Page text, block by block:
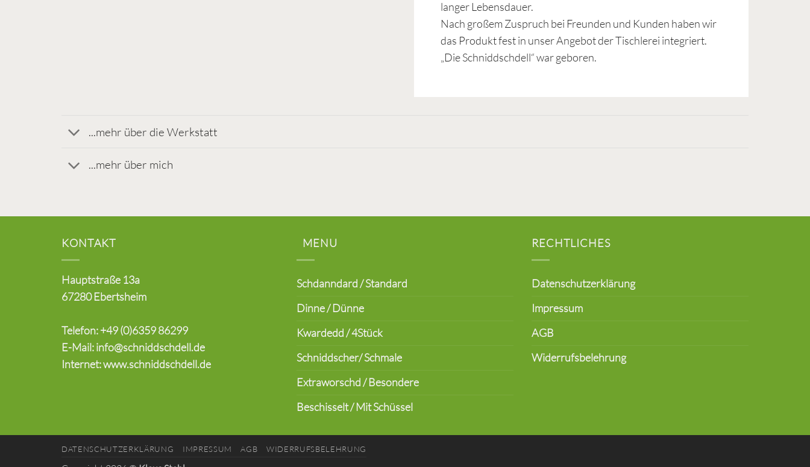
langer Lebensdauer.
Nach großem Zuspruch bei Freunden und Kunden haben wir
das Produkt fest in unser Angebot der Tischlerei integriert.
„Die Schniddschdell“ war geboren.
...mehr über die Werkstatt
...mehr über mich
KONTAKT
Hauptstraße 13a
67280 Ebertsheim
Telefon: +49 (0)6359 86299
E-Mail: info@schniddschdell.de
Internet: www.schniddschdell.de
MENU
Schdanndard / Standard
Dinne / Dünne
Kwardedd / 4Stück
Schniddscher/ Schmale
Extraworschd / Besondere
Beschisselt / Mit Schüssel
RECHTLICHES
Datenschutzerklärung
Impressum
AGB
Widerrufsbelehrung
DATENSCHUTZERKLÄRUNG IMPRESSUM AGB WIDERRUFSBELEHRUNG